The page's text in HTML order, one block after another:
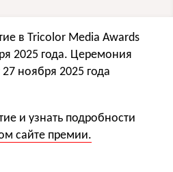
в Tricolor Media Awards
2025 года. Церемония
ноября 2025 года
и узнать подробности
сайте премии.